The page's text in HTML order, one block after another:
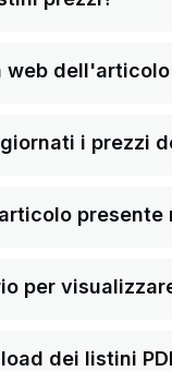
web
i prezzi
presente
per
dei listini